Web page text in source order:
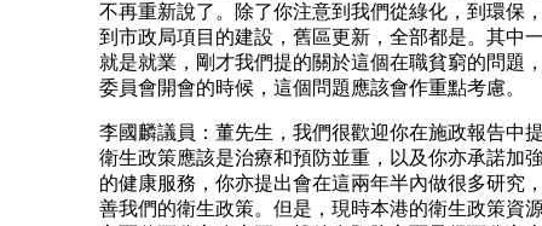
不再重新說了。除了你注意到我們從綠化，到環保
到市政局項目的建設，舊區更新，全部都是。其中
就是就業，剛才我們提的關於這個在職貧窮的問題
委員會開會的時候，這個問題應該會作重點考慮。
李國麟議員：董先生，我們很歡迎你在施政報告中
衛生政策應該是治療和預防並重，以及你亦承諾加
的健康服務，你亦提出會在這兩年半內做很多研究
善我們的衛生政策。但是，現時本港的衛生政策資